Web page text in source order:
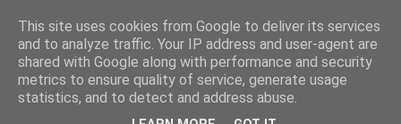
Moha Konyha
This site uses cookies from Google to deliver its services
and to analyze traffic. Your IP address and user-agent are
shared with Google along with performance and security
metrics to ensure quality of service, generate usage
statistics, and to detect and address abuse.